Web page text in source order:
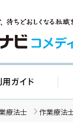
ご利
療法士 作業療法